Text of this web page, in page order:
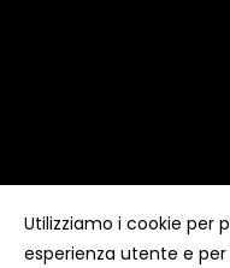
Copyright ©Kyuubi
Utilizziamo i cookie per
esperienza utente e